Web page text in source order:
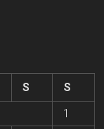
S
S
1